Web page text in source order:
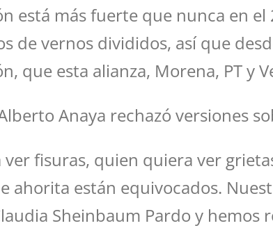
está más fuerte que nunca en
de vernos divididos, así que
que esta alianza, Morena, PT y
Anaya rechazó versiones
ver fisuras, quien quiera ver
ahorita están equivocados.
Sheinbaum Pardo y